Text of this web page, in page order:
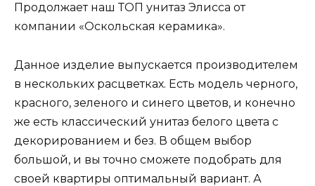
Продолжает наш ТОП унитаз Элисса от
компании «Оскольская керамика».
Данное изделие выпускается производителем
в нескольких расцветках. Есть модель черного,
красного, зеленого и синего цветов, и конечно
же есть классический унитаз белого цвета с
декорированием и без. В общем выбор
большой, и вы точно сможете подобрать для
своей квартиры оптимальный вариант. А